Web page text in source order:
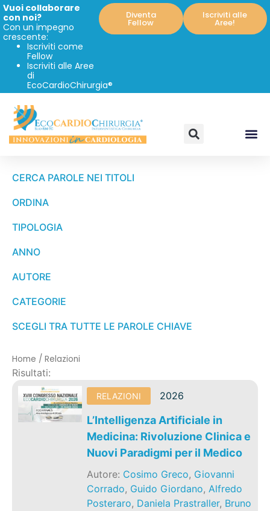
Vuoi collaborare
con noi?
Con un impegno
crescente:
Iscriviti come
Fellow
Iscriviti alle Aree
di
EcoCardioChirurgia®
Diventa
Fellow
Iscriviti alle
Aree!
CERCA PAROLE NEI TITOLI
ORDINA
TIPOLOGIA
ANNO
AUTORE
CATEGORIE
SCEGLI TRA TUTTE LE PAROLE CHIAVE
Home / Relazioni
Risultati:
RELAZIONI 2026
L’Intelligenza Artificiale in
Medicina: Rivoluzione Clinica e
Nuovi Paradigmi per il Medico
Autore: Cosimo Greco, Giovanni
Corrado, Guido Giordano,Alfredo
Posteraro, Daniela Prastraller, Bruno